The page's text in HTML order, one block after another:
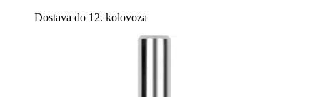
Dostava do 12. kolovoza